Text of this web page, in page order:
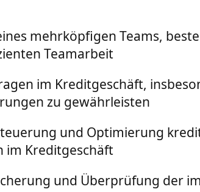
mehrköpfigen Teams,
Teamarbeit
im Kreditgeschäft,
zu gewährleisten
und Optimierung
im Kreditgeschäft
und Überprüfung der